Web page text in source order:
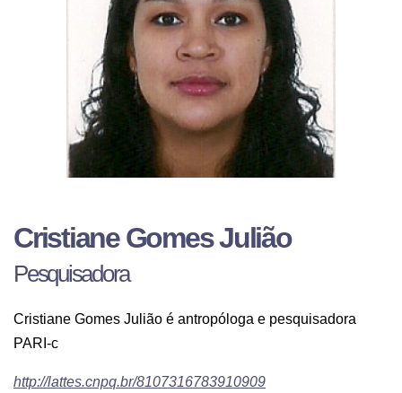
Cristiane Gomes Julião
Pesquisadora
Cristiane Gomes Julião é antropóloga e pesquisadora
PARI-c
http://lattes.cnpq.br/8107316783910909